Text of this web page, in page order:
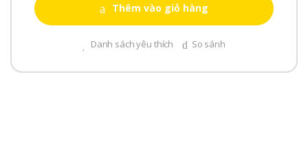
Thêm vào giỏ hàng
Danh sách yêu thích So sánh